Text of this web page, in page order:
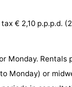
€ 2,10 p.p.p.d.
Monday. Rentals
Monday) or